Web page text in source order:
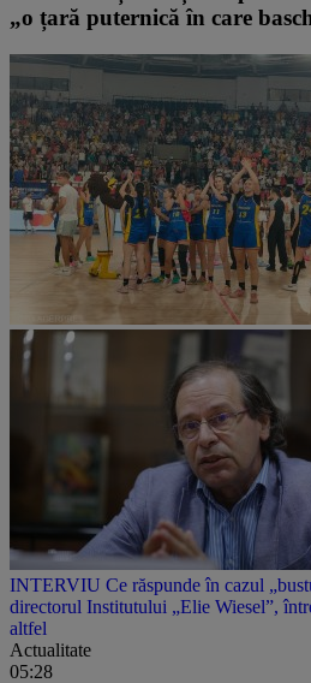
„o țară puternică în care
INTERVIU Ce răspunde în cazul
directorul Institutului „Elie Wiesel”,
altfel
Actualitate
05:28